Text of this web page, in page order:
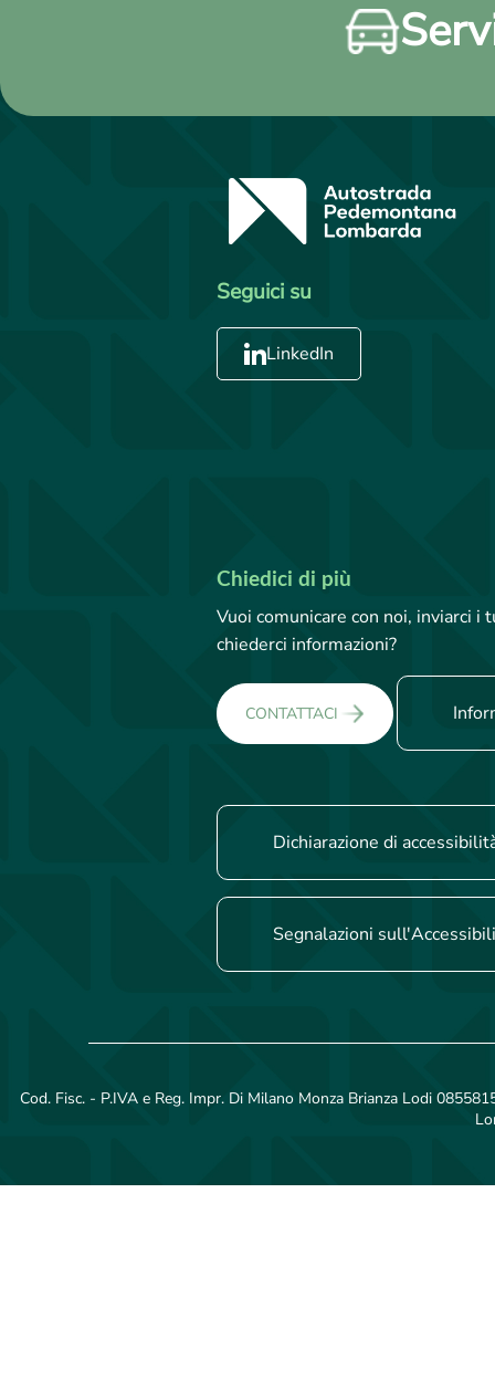
Seguici su
LinkedIn
Chiedici di più
Vuoi comunicare con noi, inviarci
chiederci informazioni?
CONTATTACI
Dichiarazione di
Segnalazioni
Cod. Fisc. - P.IVA e Reg. Impr. Di Milano Monza Brianza Lodi